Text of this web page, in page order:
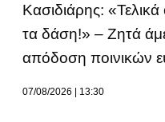
Κασιδιάρης: «Τελικά
τα δάση!» – Ζητά
απόδοση ποινικών
07/08/2026 13:30